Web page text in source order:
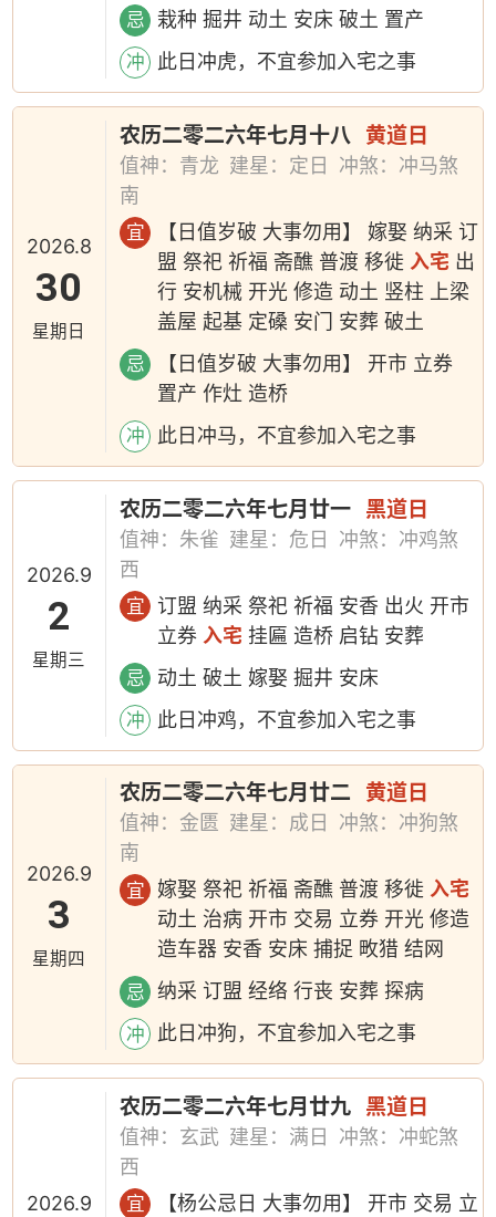
忌 栽种 掘井 动土 安床 破土 置产
冲 此日冲虎，不宜参加入宅之事
2026.8
30
星期日
农历二零二六年七月十八 黄道日
值神：青龙 建星：定日
冲煞：冲马煞
南
宜
【日值岁破 大事勿用】 嫁娶 纳采 订
盟 祭祀 祈福 斋醮 普渡 移徙 入宅 出
行 安机械 开光 修造 动土 竖柱 上梁
盖屋 起基 定磉 安门 安葬 破土
忌
【日值岁破 大事勿用】 开市 立券
置产 作灶 造桥
冲 此日冲马，不宜参加入宅之事
2026.9
2
星期三
农历二零二六年七月廿一 黑道日
值神：朱雀 建星：危日
冲煞：冲鸡煞
西
宜
订盟 纳采 祭祀 祈福 安香 出火 开市
立券 入宅 挂匾 造桥 启钻 安葬
忌 动土 破土 嫁娶 掘井 安床
冲 此日冲鸡，不宜参加入宅之事
2026.9
3
星期四
农历二零二六年七月廿二 黄道日
值神：金匮 建星：成日
冲煞：冲狗煞
南
宜 嫁娶 祭祀 祈福 斋醮 普渡 移徙入宅
动土 治病 开市 交易 立券 开光 修造
造车器 安香 安床 捕捉 畋猎 结网
忌 纳采 订盟 经络 行丧 安葬 探病
冲 此日冲狗，不宜参加入宅之事
2026.9
农历二零二六年七月廿九 黑道日
值神：玄武 建星：满日
冲煞：冲蛇煞
西
宜
【杨公忌日 大事勿用】 开市 交易 立